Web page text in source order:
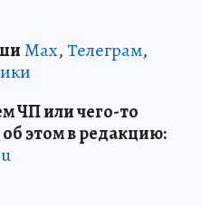
Max,Телеграм,
ЧП или чего-то
этом в редакцию: